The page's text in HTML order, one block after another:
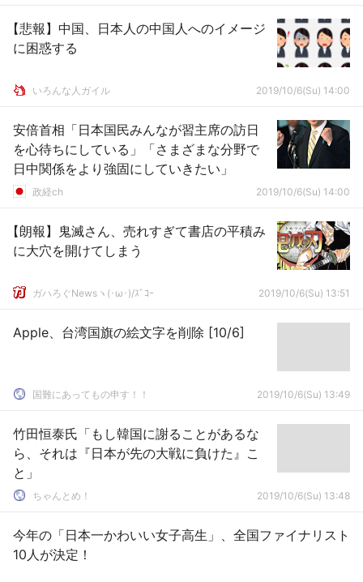
【悲報】中国、日本人の中国人へのイメージ
に困惑する
いろんな人ガイル 2019/10/6(Su) 14:00
安倍首相「日本国民みんなが習主席の訪日
を心待ちにしている」「さまざまな分野で
日中関係をより強固にしていきたい」
政経ch 2019/10/6(Su) 14:00
【朗報】鬼滅さん、売れすぎて書店の平積み
に大穴を開けてしまう
ガハろぐNewsヽ(･ω･)/ｽﾞｺｰ 2019/10/6(Su) 13:51
Apple、台湾国旗の絵文字を削除 [10/6]
国難にあってもの申す！！ 2019/10/6(Su) 13:49
竹田恒泰氏「もし韓国に謝ることがあるな
ら、それは『日本が先の大戦に負けた』こ
と」
ちゃんとめ！ 2019/10/6(Su) 13:48
今年の「日本一かわいい女子高生」、全国ファイナリスト
10人が決定！